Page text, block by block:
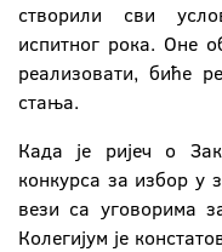
створили сви
испитног рока. Оне
реализовати, биће
стања.
Када је ријеч о
конкурса за избор у
вези са уговорима
Колегијум је